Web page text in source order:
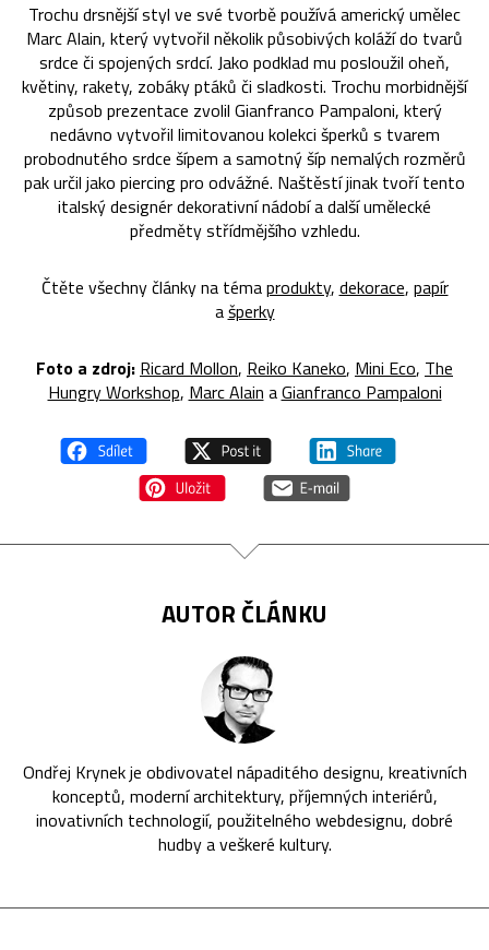
Trochu drsnější styl ve své tvorbě používá americký umělec
Marc Alain, který vytvořil několik působivých koláží do tvarů
srdce či spojených srdcí. Jako podklad mu posloužil oheň,
květiny, rakety, zobáky ptáků či sladkosti. Trochu morbidnější
způsob prezentace zvolil Gianfranco Pampaloni, který
nedávno vytvořil limitovanou kolekci šperků s tvarem
probodnutého srdce šípem a samotný šíp nemalých rozměrů
pak určil jako piercing pro odvážné. Naštěstí jinak tvoří tento
italský designér dekorativní nádobí a další umělecké
předměty střídmějšího vzhledu.
Čtěte všechny články na témaprodukty, dekorace, papír
ašperky
Foto a zdroj: Ricard Mollon, Reiko Kaneko, Mini Eco, The
Hungry Workshop, Marc Alain aGianfranco Pampaloni
AUTOR ČLÁNKU
Ondřej Krynek je obdivovatel nápaditého designu, kreativních
konceptů, moderní architektury, příjemných interiérů,
inovativních technologií, použitelného webdesignu, dobré
hudby a veškeré kultury.